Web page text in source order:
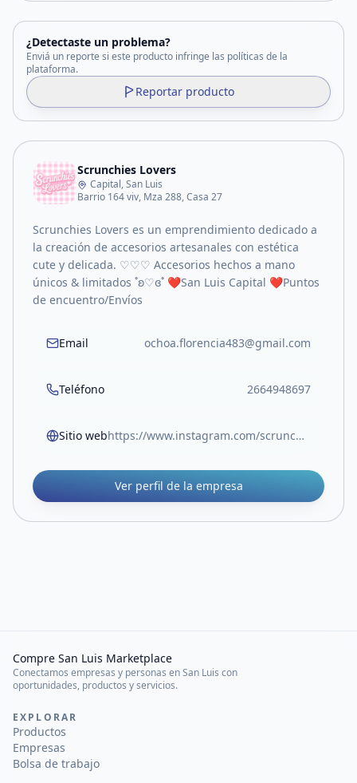
¿Detectaste un problema?
Enviá un reporte si este producto infringe las políticas de la
plataforma.
Reportar producto
Scrunchies Lovers
Capital, San Luis
Barrio 164 viv, Mza 288, Casa 27
Scrunchies Lovers es un emprendimiento dedicado a
la creación de accesorios artesanales con estética
cute y delicada. ♡♡♡ Accesorios hechos a mano
únicos & limitados ˚ʚ♡ɞ˚ ❤️San Luis Capital ❤️Puntos
de encuentro/Envíos
Email ochoa.florencia483@gmail.com
Teléfono 2664948697
Sitio web https://www.instagram.com/scrunchies.lovers.sl?utm_source=ig_web_button_share_sheet&igsh=ZDNlZDc0MzIxNw==
Ver perfil de la empresa
Compre San Luis Marketplace
Conectamos empresas y personas en San Luis con
oportunidades, productos y servicios.
EXPLORAR
Productos
Empresas
Bolsa de trabajo